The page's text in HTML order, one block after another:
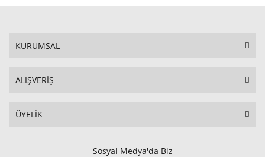
KURUMSAL
ALIŞVERİŞ
ÜYELİK
Sosyal Medya'da Biz